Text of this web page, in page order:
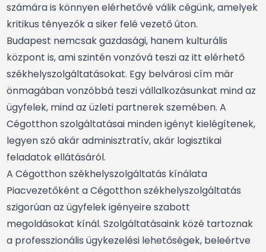
számára is könnyen elérhetővé válik cégünk, amelyek
kritikus tényezők a siker felé vezető úton.
Budapest nemcsak gazdasági, hanem kulturális
központ is, ami szintén vonzóvá teszi az itt elérhető
székhelyszolgáltatásokat. Egy belvárosi cím már
önmagában vonzóbbá teszi vállalkozásunkat mind az
ügyfelek, mind az üzleti partnerek szemében. A
Cégotthon szolgáltatásai minden igényt kielégítenek,
legyen szó akár adminisztratív, akár logisztikai
feladatok ellátásáról.
A Cégotthon székhelyszolgáltatás kínálata
Piacvezetőként a Cégotthon székhelyszolgáltatás
szigorúan az ügyfelek igényeire szabott
megoldásokat kínál. Szolgáltatásaink közé tartoznak
a professzionális ügykezelési lehetőségek, beleértve